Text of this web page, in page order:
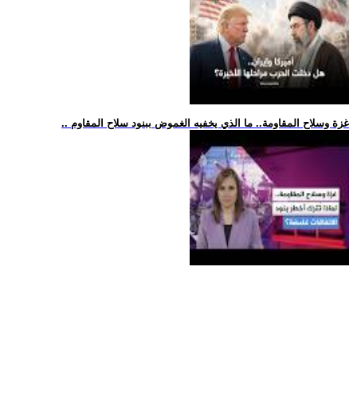
.. غزة وسلاح المقاومة.. ما الذي يخفيه الغموض ببنود سلاح المقاوم